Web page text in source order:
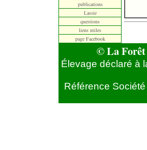
publications
Lassie
questions
liens utiles
page Facebook
© La Forêt
Élevage déclaré à
Référence